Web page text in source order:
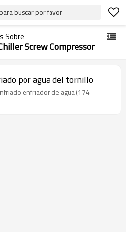
buscar por favor
Sobre
Screw Compressor
por agua del tornillo
enfriador de agua (174 -